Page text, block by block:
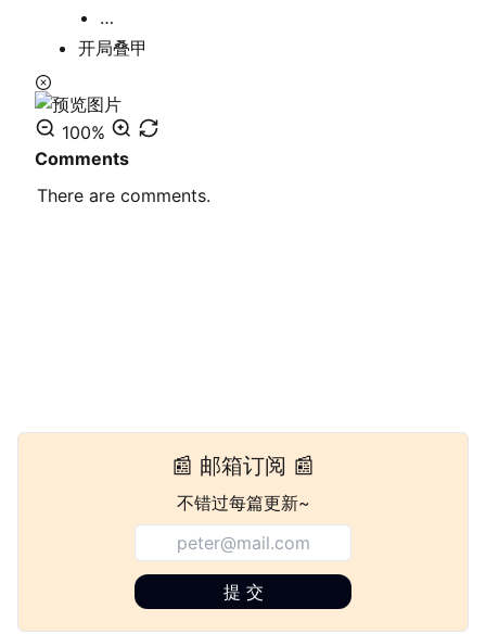
…
开局叠甲
100%
Comments
There are 0comments.
📰 邮箱订阅 📰
不错过每篇更新~
提 交